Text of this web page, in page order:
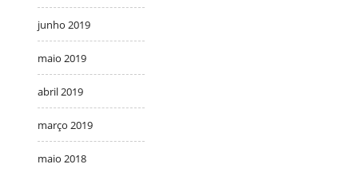
junho 2019
maio 2019
abril 2019
março 2019
maio 2018